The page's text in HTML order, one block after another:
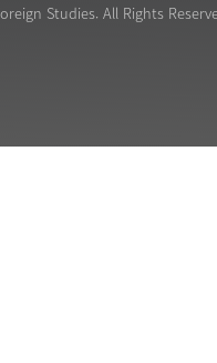
Studies. All Rights